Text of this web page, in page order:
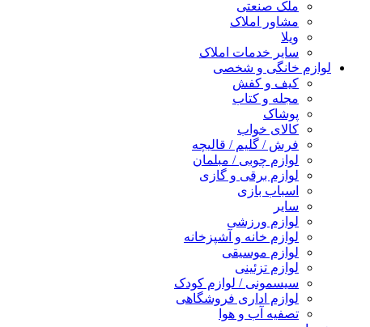
ملک صنعتی
مشاور املاک
ویلا
سایر خدمات املاک
لوازم خانگی و شخصی
کیف و کفش
مجله و کتاب
پوشاک
کالای خواب
فرش / گلیم / قالیچه
لوازم چوبی / مبلمان
لوازم برقی و گازی
اسباب بازی
سایر
لوازم ورزشی
لوازم خانه و آشپزخانه
لوازم موسیقی
لوازم تزئینی
سیسمونی / لوازم کودک
لوازم اداری فروشگاهی
تصفیه آب و هوا